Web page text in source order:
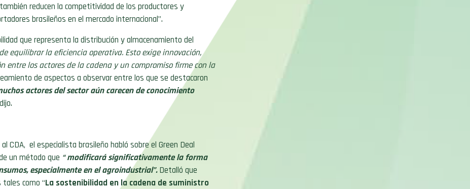
reducen la competitividad de los productores y
brasileños en el mercado internacional”.
que representa la distribución y almacenamiento del
equilibrar la eficiencia operativa. Esto exige innovación,
entre los actores de la cadena y un compromiso firme con la
de aspectos a observar entre los que se destacaron
actores del sector aún carecen de conocimiento
CDA, el especialista brasileño habló sobre el Green Deal
un método que “ modificará significativamente la forma
especialmente en el agroindustrial”.Detalló que
como “La sostenibilidad en la cadena de suministro